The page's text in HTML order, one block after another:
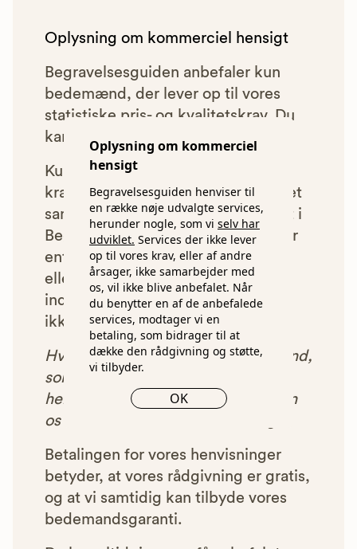
Oplysning om kommerciel
hensigt
Begravelsesguiden henviser til
en række nøje udvalgte services,
herunder nogle, som vi selv har
udviklet. Services der ikke lever
op til vores krav, eller af andre
årsager, ikke samarbejder med
os, vil ikke blive anbefalet. Når
du benytter en af de anbefalede
services, modtager vi en
betaling, som bidrager til at
dække den rådgivning og støtte,
vi tilbyder.
OK
Oplysning om kommerciel hensigt
Begravelsesguiden anbefaler kun
bedemænd, der lever op til vores
statistiske pris- og kvalitetskrav. Du
kan læse mere om vores kravher.
Kun bedemænd der lever op til
kravene har mulighed for at indgå et
samarbejde med os om at blive vist i
Begravelsesguiden. Bedemænd der
enten ikke lever op til vores krav,
eller som af andre årsager ikke har
indgået et samarbejde med os, vil
ikke blive vist i vores anbefalinger.
Hver gang du benytter en bedemand,
som vi har godkendt, anbefalet og
henvist dig til, betaler bedemanden
os et beløb for denne henvisning.
Betalingen for vores henvisninger
betyder, at vores rådgivning er gratis,
og at vi samtidig kan tilbyde vores
bedemandsgaranti.